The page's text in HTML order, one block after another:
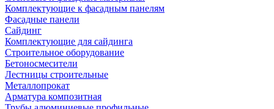
Комплектующие к фасадным панелям
Фасадные панели
Сайдинг
Комплектующие для сайдинга
Строительное оборудование
Бетоносмесители
Лестницы строительные
Металлопрокат
Арматура композитная